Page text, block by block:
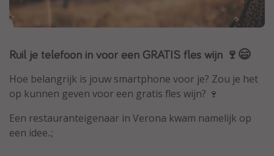
Thailand
Malta
Madeira
Egypte
Bali
Ruil je telefoon in voor een GRATIS fles wijn 🍷😄
Hoe belangrijk is jouw smartphone voor je? Zou je het
op kunnen geven voor een gratis fles wijn? 🍷
Een restauranteigenaar in Verona kwam namelijk op
een idee..;